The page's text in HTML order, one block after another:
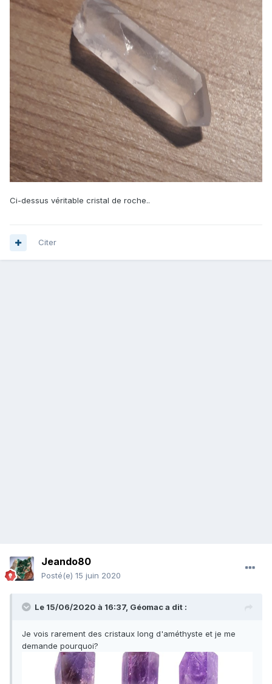
Ci-dessus véritable cristal de roche..
Citer
Jeando80
Posté(e) 15 juin 2020
Le 15/06/2020 à 16:37, Géomaca dit :
Je vois rarement des cristaux long d'améthyste et je me
demande pourquoi?